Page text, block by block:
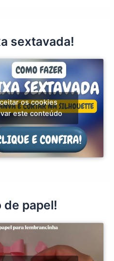
sextavada!
os cookies
este conteúdo
de papel!